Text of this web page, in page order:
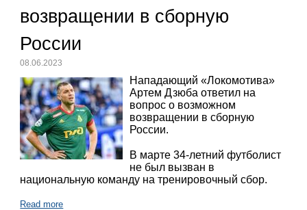
возвращении в сборную
России
08.06.2023
Нападающий «Локомотива»
Артем Дзюба ответил на
вопрос о возможном
возвращении в сборную
России.
В марте 34-летний футболист
не был вызван в
национальную команду на тренировочный сбор.
Read more